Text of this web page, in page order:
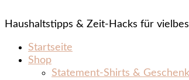
Haushaltstipps & Zeit‑Hacks für
Startseite
Shop
Statement‑Shirts &